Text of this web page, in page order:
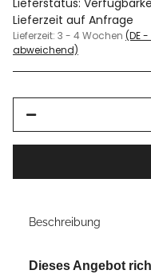
Lieferzeit auf Anfrage
Lieferzeit: 3 - 4 Wochen (DE
abweichend)
Beschreibung
Dieses Angebot